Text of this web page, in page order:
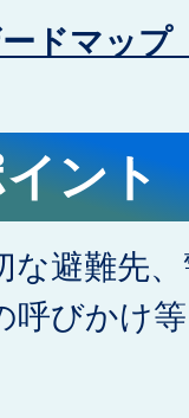
ドマップ
ント
な避難先
呼びかけ